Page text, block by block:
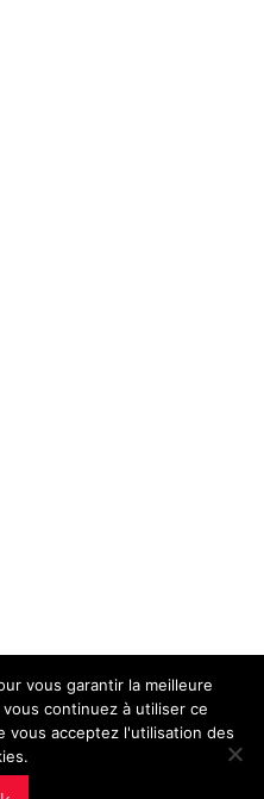
by ThemeZee.
vous garantir la meilleure
continuez à utiliser ce
vous acceptez l'utilisation des